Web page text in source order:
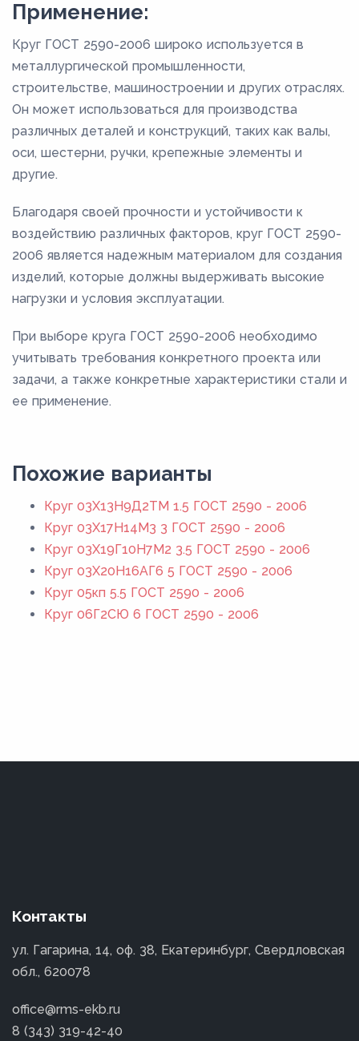
Применение:
Круг ГОСТ 2590-2006 широко используется в
металлургической промышленности,
строительстве, машиностроении и других отраслях.
Он может использоваться для производства
различных деталей и конструкций, таких как валы,
оси, шестерни, ручки, крепежные элементы и
другие.
Благодаря своей прочности и устойчивости к
воздействию различных факторов, круг ГОСТ 2590-
2006 является надежным материалом для создания
изделий, которые должны выдерживать высокие
нагрузки и условия эксплуатации.
При выборе круга ГОСТ 2590-2006 необходимо
учитывать требования конкретного проекта или
задачи, а также конкретные характеристики стали и
ее применение.
Похожие варианты
Круг 03Х13Н9Д2ТМ 1.5 ГОСТ 2590 - 2006
Круг 03Х17Н14М3 3 ГОСТ 2590 - 2006
Круг 03Х19Г10Н7М2 3.5 ГОСТ 2590 - 2006
Круг 03Х20Н16АГ6 5 ГОСТ 2590 - 2006
Круг 05кп 5.5 ГОСТ 2590 - 2006
Круг 06Г2СЮ 6 ГОСТ 2590 - 2006
Контакты
ул. Гагарина, 14, оф. 38, Екатеринбург, Свердловская
обл., 620078
office@rms-ekb.ru
8 (343) 319-42-40